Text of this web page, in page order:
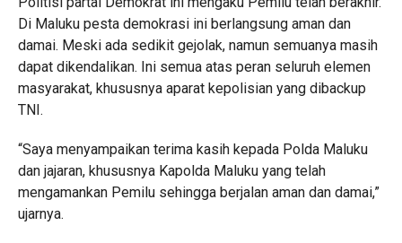
Di Maluku pesta demokrasi ini berlangsung aman dan
damai. Meski ada sedikit gejolak, namun semuanya masih
dapat dikendalikan. Ini semua atas peran seluruh elemen
masyarakat, khususnya aparat kepolisian yang dibackup
TNI.
“Saya menyampaikan terima kasih kepada Polda Maluku
dan jajaran, khususnya Kapolda Maluku yang telah
mengamankan Pemilu sehingga berjalan aman dan damai,”
ujarnya.